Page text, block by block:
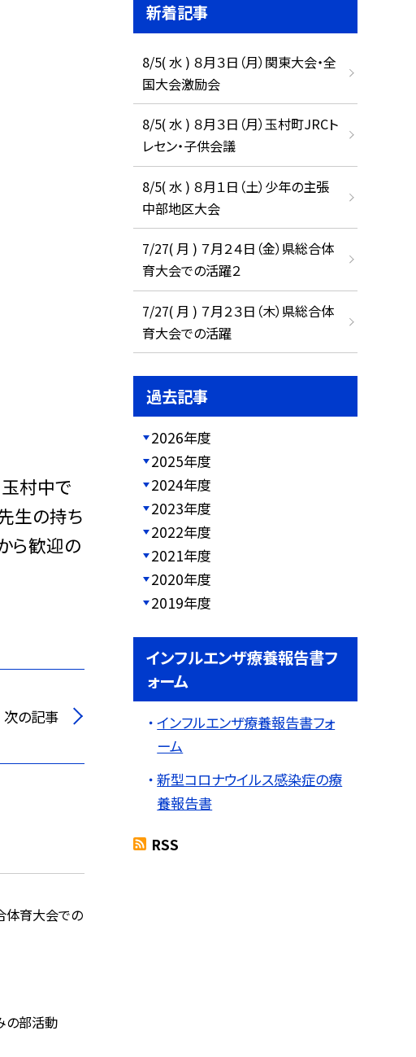
村中で
生の持ち
ら歓迎の
次の記事
体育大会での
の部活動
新着記事
8/5( 水 ) ８月３日（月）関東大会・全
国大会激励会
8/5( 水 ) ８月３日（月）玉村町JRCト
レセン・子供会議
8/5( 水 ) ８月１日（土）少年の主張
中部地区大会
7/27( 月 ) ７月２４日（金）県総合体
育大会での活躍２
7/27( 月 ) ７月２３日（木）県総合体
育大会での活躍
過去記事
2026年度
2025年度
2024年度
2023年度
2022年度
2021年度
2020年度
2019年度
インフルエンザ療養報告書フ
ォーム
インフルエンザ療養報告書フォ
ーム
新型コロナウイルス感染症の療
養報告書
RSS